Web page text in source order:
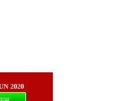
2020